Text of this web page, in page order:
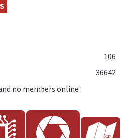
106
36642
no members online